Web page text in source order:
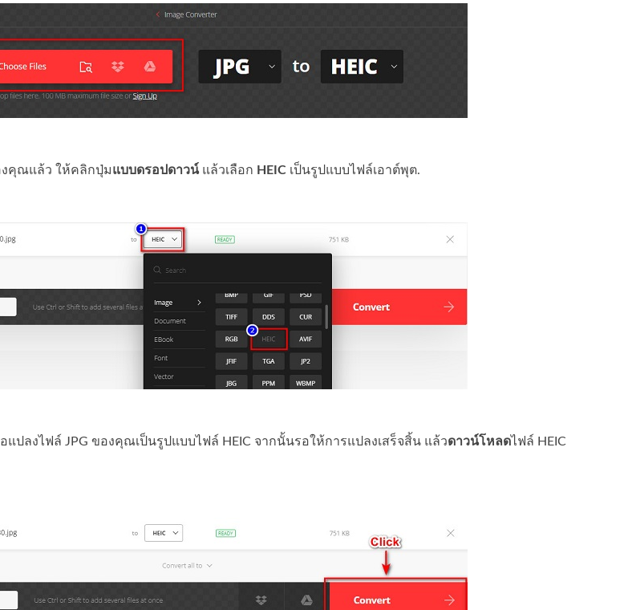
งคุณแล้ว ให้คลิกปุ่มแบบดรอปดาวน์แล้วเลือก HEIC เป็นรูปแบบไฟล์เอาต์พุต.
อแปลงไฟล์ JPG ของคุณเป็นรูปแบบไฟล์ HEIC จากนั้นรอให้การแปลงเสร็จสิ้น แล้วดาวน์โหลดไฟล์ HEIC